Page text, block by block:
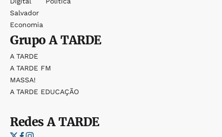
Salvador
Economia
GrupoA TARDE
A TARDE
A TARDE FM
MASSA!
A TARDE EDUCAÇÃO
RedesA TARDE